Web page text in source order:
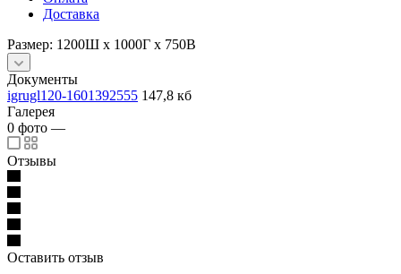
Доставка
Размер: 1200Ш х 1000Г х 750В
Документы
igrugl120-1601392555 147,8 кб
Галерея
0 фото —
Отзывы
Оставить отзыв